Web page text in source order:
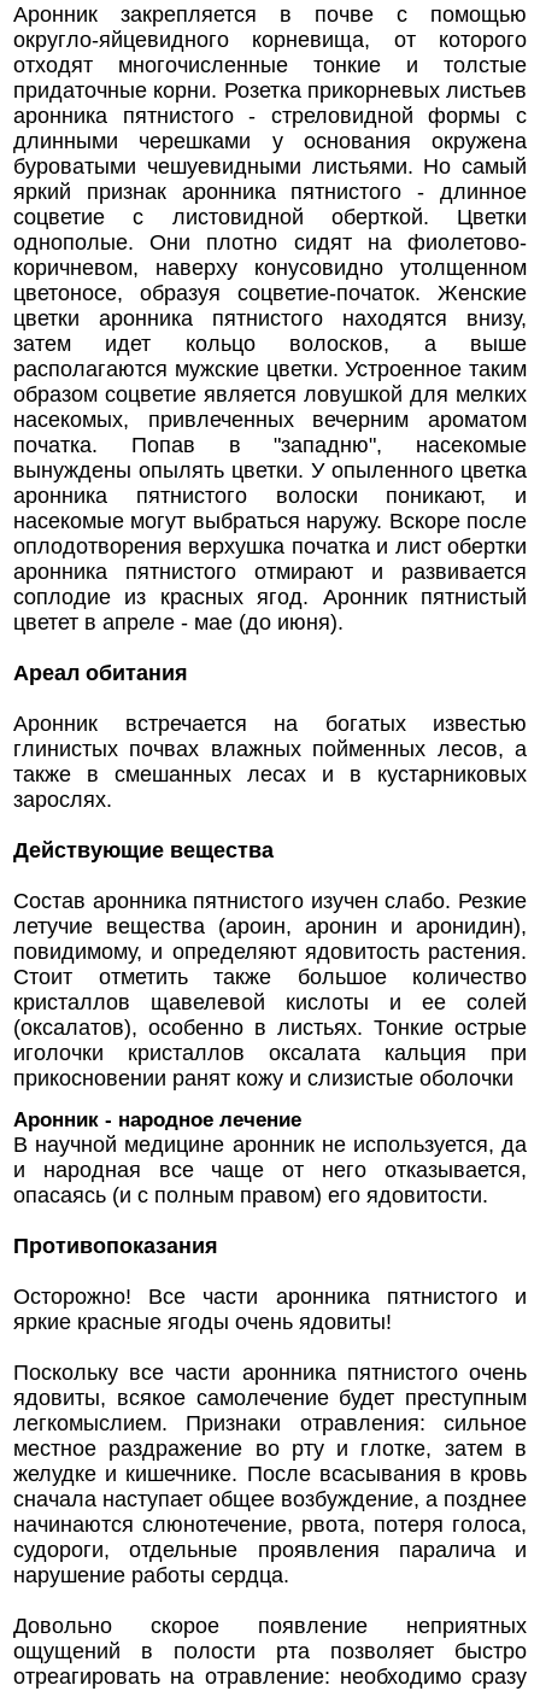
Аронник закрепляется в почве с помощью
округло-яйцевидного корневища, от которого
отходят многочисленные тонкие и толстые
придаточные корни. Розетка прикорневых листьев
аронника пятнистого - стреловидной формы с
длинными черешками у основания окружена
буроватыми чешуевидными листьями. Но самый
яркий признак аронника пятнистого - длинное
соцветие с листовидной оберткой. Цветки
однополые. Они плотно сидят на фиолетово-
коричневом, наверху конусовидно утолщенном
цветоносе, образуя соцветие-початок. Женские
цветки аронника пятнистого находятся внизу,
затем идет кольцо волосков, а выше
располагаются мужские цветки. Устроенное таким
образом соцветие является ловушкой для мелких
насекомых, привлеченных вечерним ароматом
початка. Попав в "западню", насекомые
вынуждены опылять цветки. У опыленного цветка
аронника пятнистого волоски поникают, и
насекомые могут выбраться наружу. Вскоре после
оплодотворения верхушка початка и лист обертки
аронника пятнистого отмирают и развивается
соплодие из красных ягод. Аронник пятнистый
цветет в апреле - мае (до июня).
Ареал обитания
Аронник встречается на богатых известью
глинистых почвах влажных пойменных лесов, а
также в смешанных лесах и в кустарниковых
зарослях.
Действующие вещества
Состав аронника пятнистого изучен слабо. Резкие
летучие вещества (ароин, аронин и аронидин),
повидимому, и определяют ядовитость растения.
Стоит отметить также большое количество
кристаллов щавелевой кислоты и ее солей
(оксалатов), особенно в листьях. Тонкие острые
иголочки кристаллов оксалата кальция при
прикосновении ранят кожу и слизистые оболочки
Аронник - народное лечение
В научной медицине аронник не используется, да
и народная все чаще от него отказывается,
опасаясь (и с полным правом) его ядовитости.
Противопоказания
Осторожно! Все части аронника пятнистого и
яркие красные ягоды очень ядовиты!
Поскольку все части аронника пятнистого очень
ядовиты, всякое самолечение будет преступным
легкомыслием. Признаки отравления: сильное
местное раздражение во рту и глотке, затем в
желудке и кишечнике. После всасывания в кровь
сначала наступает общее возбуждение, а позднее
начинаются слюнотечение, рвота, потеря голоса,
судороги, отдельные проявления паралича и
нарушение работы сердца.
Довольно скорое появление неприятных
ощущений в полости рта позволяет быстро
отреагировать на отравление: необходимо сразу